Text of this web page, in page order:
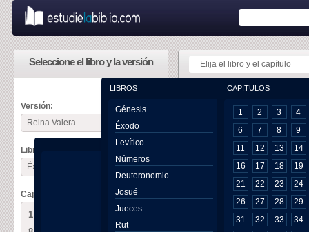
Elija el libro y el capítulo
USTED ESTÁ
Éxodo 1
1
ESTOS
en Egipto
2 Rubén,
3
Seleccione el libro y la versión
Versión:
Reina Valera
Libro:
Éxodo
Capítulo:
1 6
7
LIBROS CAPITULOS
Génesis
Éxodo
Levítico
Números
Deuteronomio
Josué
Jueces
Rut
1 2 3
4
6
7 8
9
11
12 13
14
16
17 18
19
21
22 23
24
26
27 28
29
31
32 33
34